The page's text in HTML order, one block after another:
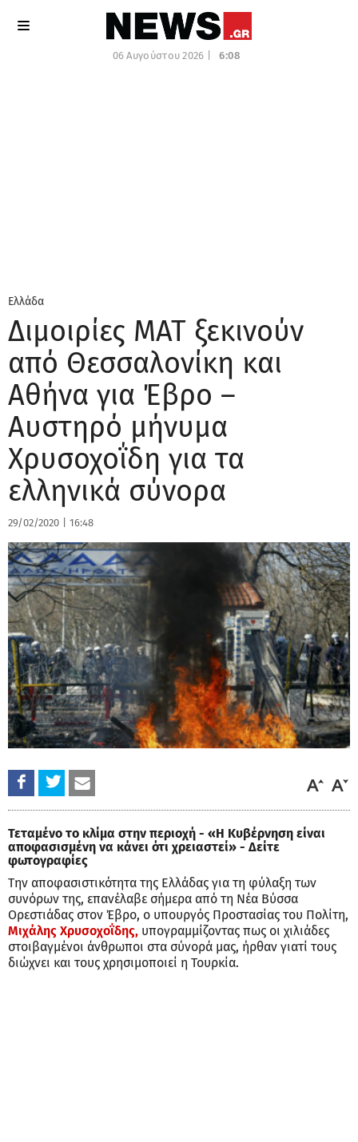
06 Αυγούστου 2026 | 6:08
Ελλάδα
Διμοιρίες ΜΑΤ ξεκινούν
από Θεσσαλονίκη και
Αθήνα για Έβρο –
Αυστηρό μήνυμα
Χρυσοχοΐδη για τα
ελληνικά σύνορα
29/02/2020 16:48
Τεταμένο το κλίμα στην περιοχή - «Η Κυβέρνηση είναι
αποφασισμένη να κάνει ότι χρειαστεί» - Δείτε
φωτογραφίες
Την αποφασιστικότητα της Ελλάδας για τη φύλαξη των
συνόρων της, επανέλαβε σήμερα από τη Νέα Βύσσα
Ορεστιάδας στον Έβρο, ο υπουργός Προστασίας του Πολίτη,
Μιχάλης Χρυσοχοΐδης, υπογραμμίζοντας πως οι χιλιάδες
στοιβαγμένοι άνθρωποι στα σύνορά μας, ήρθαν γιατί τους
διώχνει και τους χρησιμοποιεί η Τουρκία.